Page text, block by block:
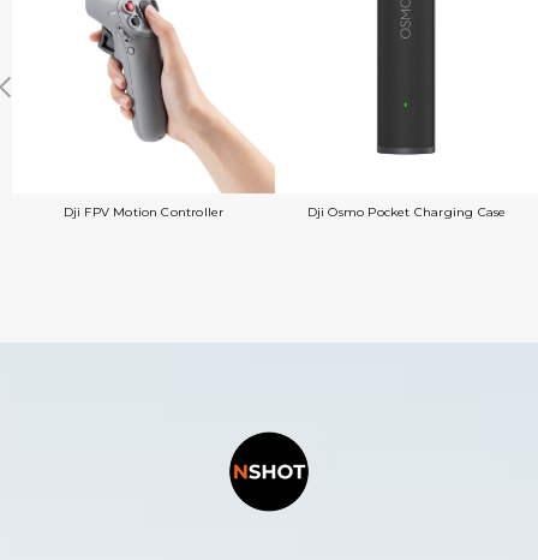
Dji FPV Motion Controller Dji Osmo Pocket Charging Case